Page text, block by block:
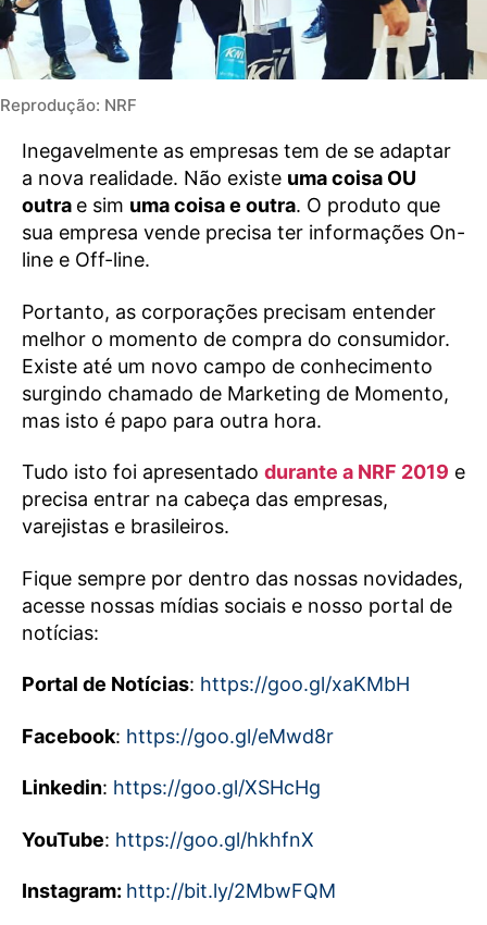
Reprodução: NRF
Inegavelmente as empresas tem de se adaptar
a nova realidade. Não existe uma coisa OU
outra e sim uma coisa e outra. O produto que
sua empresa vende precisa ter informações On-
line e Off-line.
Portanto, as corporações precisam entender
melhor o momento de compra do consumidor.
Existe até um novo campo de conhecimento
surgindo chamado de Marketing de Momento,
mas isto é papo para outra hora.
Tudo isto foi apresentado durante a NRF 2019 e
precisa entrar na cabeça das empresas,
varejistas e brasileiros.
Fique sempre por dentro das nossas novidades,
acesse nossas mídias sociais e nosso portal de
notícias:
Portal de Notícias: https://goo.gl/xaKMbH
Facebook: https://goo.gl/eMwd8r
Linkedin: https://goo.gl/XSHcHg
YouTube: https://goo.gl/hkhfnX
Instagram: http://bit.ly/2MbwFQM